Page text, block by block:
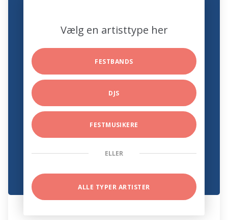
Vælg en artisttype her
FESTBANDS
DJS
FESTMUSIKERE
ELLER
ALLE TYPER ARTISTER